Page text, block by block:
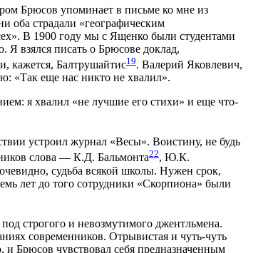
Брюсов упоминает в письме ко мне из
оба страдали «географическим
В 1900 году мы с Ященко были студентами
Я взялся писать о Брюсове доклад,
кажется, Балтрушайтис19. Валерий Яковлевич,
«Так еще нас никто не хвалил».
я хвалил «не лучшие его стихи» и еще что-
устроил журнал «Весы». Воистину, не будь
слова — К.Д. Бальмонта22, Ю.К.
судьба всякой школы. Нужен срок,
лет до того сотрудники «Скорпиона» были
строгого и невозмутимого джентльмена.
современников. Отрывистая и чуть-чуть
Брюсов чувствовал себя предназначенным